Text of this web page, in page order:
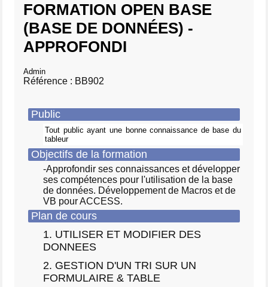
FORMATION OPEN BASE
(BASE DE DONNÉES) -
APPROFONDI
Admin
Référence : BB902
Public
Tout public ayant une bonne connaissance de base du
tableur
Objectifs de la formation
-Approfondir ses connaissances et développer
ses compétences pour l'utilisation de la base
de données. Développement de Macros et de
VB pour ACCESS.
Plan de cours
1. UTILISER ET MODIFIER DES
DONNEES
2. GESTION D'UN TRI SUR UN
FORMULAIRE & TABLE